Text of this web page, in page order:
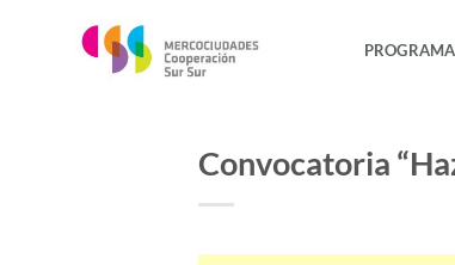
PROGRAMA
Convocatoria